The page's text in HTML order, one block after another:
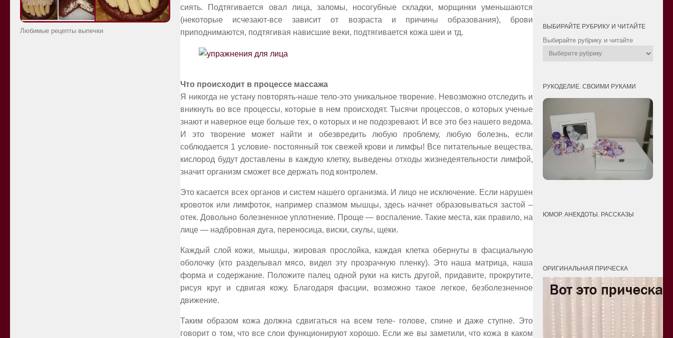
сиять. Подтягивается овал лица, заломы, носогубные складки, морщинки уменьшаются
(некоторые исчезают-все зависит от возраста и причины образования), брови
приподнимаются, подтягивая нависшие веки, подтягивается кожа шеи и тд.
Что происходит в процессе массажа
Я никогда не устану повторять-наше тело-это уникальное творение. Невозможно отследить и
вникнуть во все процессы, которые в нем происходят. Тысячи процессов, о которых ученые
знают и наверное еще больше тех, о которых и не подозревают. И все это без нашего ведома.
И это творение может найти и обезвредить любую проблему, любую болезнь, если
соблюдается 1 условие- постоянный ток свежей крови и лимфы! Все питательные вещества,
кислород будут доставлены в каждую клетку, выведены отходы жизнедеятельности лимфой,
значит организм сможет все держать под контролем.
Это касается всех органов и систем нашего организма. И лицо не исключение. Если нарушен
кровоток или лимфоток, например спазмом мышцы, здесь начнет образовываться застой –
отек. Довольно болезненное уплотнение. Проще — воспаление. Такие места, как правило, на
лице — надбровная дуга, переносица, виски, скулы, щеки.
Каждый слой кожи, мышцы, жировая прослойка, каждая клетка обернуты в фасциальную
оболочку (кто разделывал мясо, видел эту прозрачную пленку). Это наша матрица, наша
форма и содержание. Положите палец одной руки на кисть другой, придавите, прокрутите,
рисуя круг и сдвигая кожу. Благодаря фасции, возможно такое легкое, безболезненное
движение.
Таким образом кожа должна сдвигаться на всем теле- голове, спине и даже ступне. Это
говорит о том, что все слои функционируют хорошо. Если же вы заметили, что кожа в каком
Любимые рецепты выпечки
ВЫБИРАЙТЕ РУБРИКУ И ЧИТАЙТЕ
Выбирайте рубрику и читайте
РУКОДЕЛИЕ. СВОИМИ РУКАМИ
ЮМОР. АНЕКДОТЫ. РАССКАЗЫ
ОРИГИНАЛЬНАЯ ПРИЧЕСКА